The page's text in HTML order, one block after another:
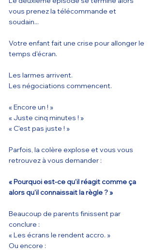
vous prenez la télécommande et
soudain...
Votre enfant fait une crise pour allonger le
temps d'écran.
Les larmes arrivent.
Les négociations commencent.
« Encore un ! »
« Juste cinq minutes ! »
« C'est pas juste ! »
Parfois, la colère explose et vous vous
retrouvez à vous demander :
« Pourquoi est-ce qu'il réagit comme ça
alors qu'il connaissait la règle ? »
Beaucoup de parents finissent par
conclure :
« Les écrans le rendent accro. »
Ou encore :